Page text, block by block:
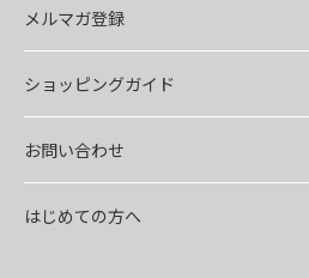
メルマガ登録
ショッピングガイド
お問い合わせ
はじめての方へ